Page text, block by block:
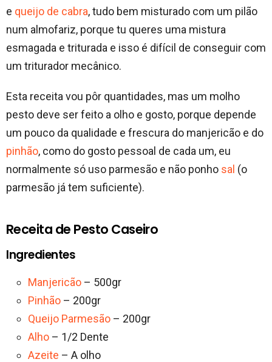
e queijo de cabra, tudo bem misturado com um pilão
num almofariz, porque tu queres uma mistura
esmagada e triturada e isso é difícil de conseguir com
um triturador mecânico.
Esta receita vou pôr quantidades, mas um molho
pesto deve ser feito a olho e gosto, porque depende
um pouco da qualidade e frescura do manjericão e do
pinhão, como do gosto pessoal de cada um, eu
normalmente só uso parmesão e não ponho sal (o
parmesão já tem suficiente).
Receita de Pesto Caseiro
Ingredientes
Manjericão – 500gr
Pinhão – 200gr
Queijo Parmesão – 200gr
Alho – 1/2 Dente
Azeite – A olho